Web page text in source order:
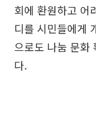
회에 환원하고 어
디를 시민들에게
으로도 나눔 문화
다.